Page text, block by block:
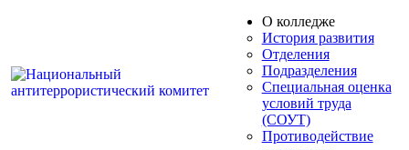
О колледже
История развития
Отделения
Подразделения
Специальная оценка
условий труда
(СОУТ)
Противодействие